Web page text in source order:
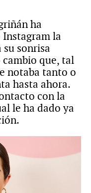
ha
la
sonrisa
que, tal
notaba tanto o
hasta ahora.
con la
le ha dado ya